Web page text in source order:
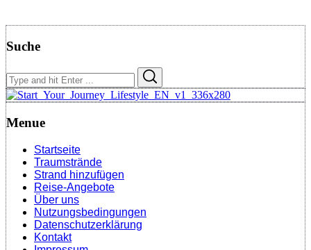
Suche
Search
for:
Menue
Startseite
Traumstrände
Strand hinzufügen
Reise-Angebote
Über uns
Nutzungsbedingungen
Datenschutzerklärung
Kontakt